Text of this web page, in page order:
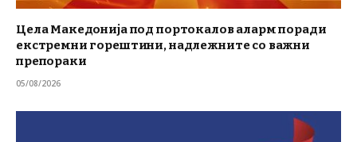
Цела Македонија под портокалов аларм поради
екстремни горештини, надлежните со важни
препораки
05/08/2026